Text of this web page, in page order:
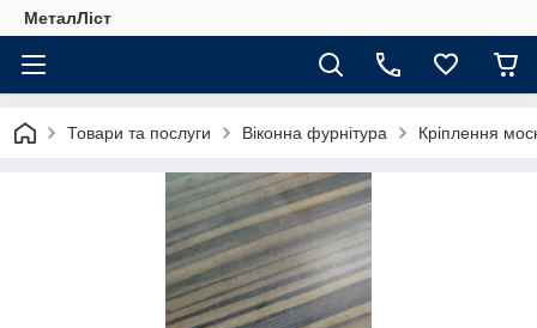
МеталЛіст
Товари та послуги Віконна фурнітура Кріплення